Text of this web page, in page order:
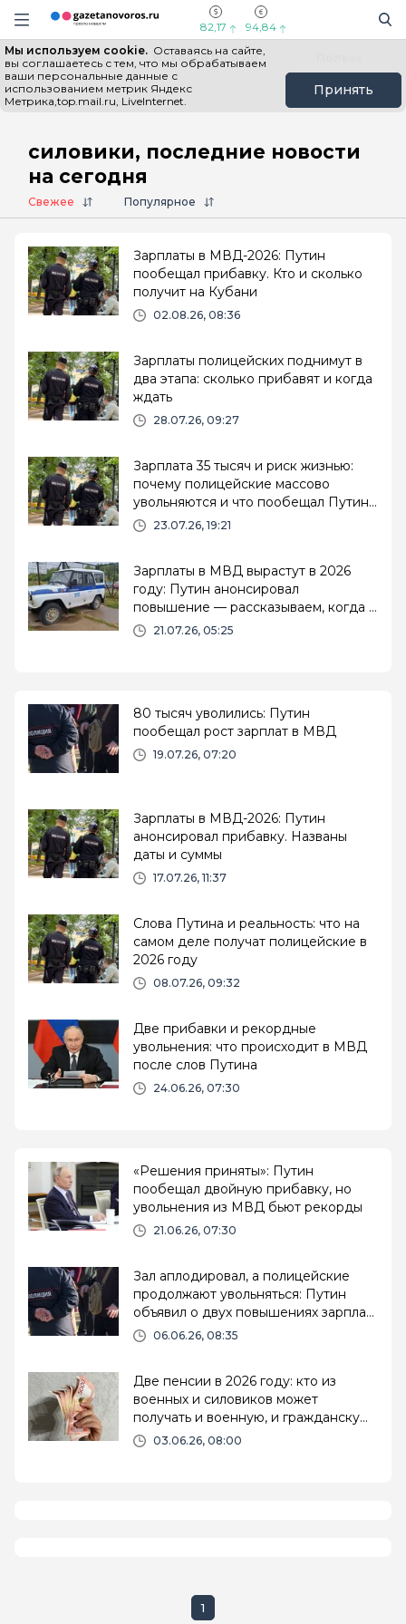
Информационный портал "ГазетаНоворос.ру"
Навигация сайта
82,17 94,84
Мы используем cookie. Оставаясь на сайте,
вы соглашаетесь с тем, что мы обрабатываем
ваши персональные данные с
использованием метрик Яндекс
Метрика,top.mail.ru, LiveInternet.
Принять
Все новости Новости России
Главная # силовики
силовики, последние новости
на сегодня
Свежее Популярное
Зарплаты в МВД-2026: Путин
пообещал прибавку. Кто и сколько
получит на Кубани
02.08.26, 08:36
Зарплаты полицейских поднимут в
два этапа: сколько прибавят и когда
ждать
28.07.26, 09:27
Зарплата 35 тысяч и риск жизнью:
почему полицейские массово
увольняются и что пообещал Путин
— детали повышения-2026
23.07.26, 19:21
Зарплаты в МВД вырастут в 2026
году: Путин анонсировал
повышение — рассказываем, когда и
на сколько
21.07.26, 05:25
80 тысяч уволились: Путин
пообещал рост зарплат в МВД
19.07.26, 07:20
Зарплаты в МВД-2026: Путин
анонсировал прибавку. Названы
даты и суммы
17.07.26, 11:37
Слова Путина и реальность: что на
самом деле получат полицейские в
2026 году
08.07.26, 09:32
Две прибавки и рекордные
увольнения: что происходит в МВД
после слов Путина
24.06.26, 07:30
«Решения приняты»: Путин
пообещал двойную прибавку, но
увольнения из МВД бьют рекорды
21.06.26, 07:30
Зал аплодировал, а полицейские
продолжают увольняться: Путин
объявил о двух повышениях зарплат
в 2026 году
06.06.26, 08:35
Две пенсии в 2026 году: кто из
военных и силовиков может
получать и военную, и гражданскую
выплаты
03.06.26, 08:00
1